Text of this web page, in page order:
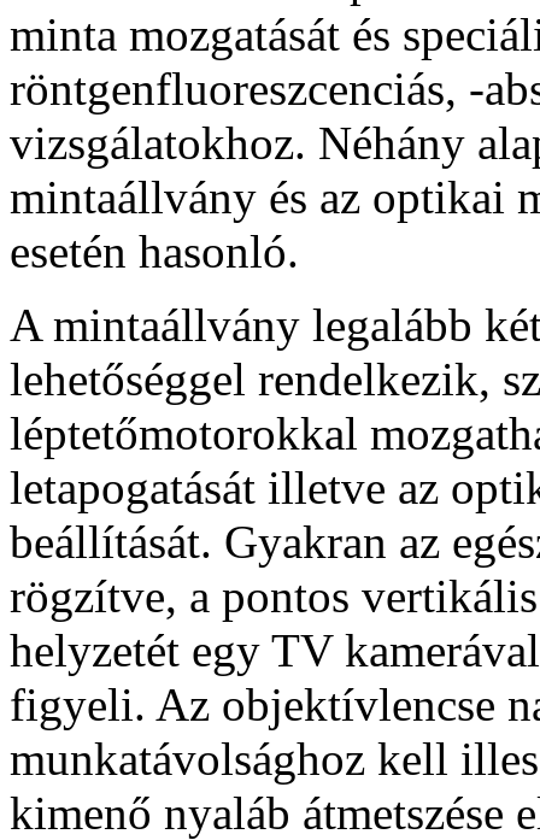
minta mozgatását és
röntgenfluoreszcenciás, -
vizsgálatokhoz. Néhány
mintaállvány és az optikai
esetén hasonló.
A mintaállvány legalább
lehetőséggel rendelkezik,
léptetőmotorokkal
letapogatását illetve az
beállítását. Gyakran az
rögzítve, a pontos
helyzetét egy TV
figyeli. Az objektívlencse
munkatávolsághoz kell
kimenő nyaláb átmetszése